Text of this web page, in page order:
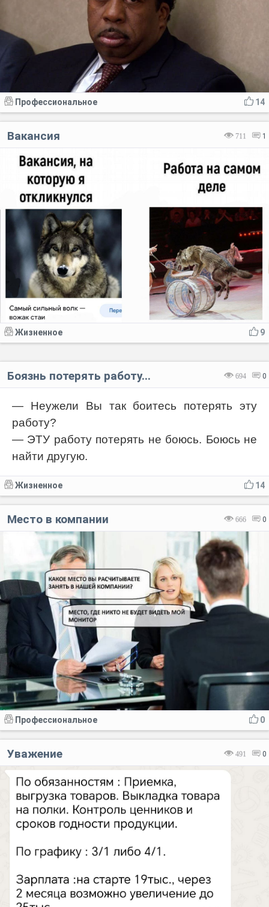
14
Профессиональное
711 1
Вакансия
9
Жизненное
694 0
Боязнь потерять работу...
— Неужели Вы так боитесь потерять эту
работу?
— ЭТУ работу потерять не боюсь. Боюсь не
найти другую.
14
Жизненное
666 0
Место в компании
0
Профессиональное
491 0
Уважение